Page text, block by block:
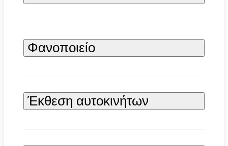
Φανοποιείο
Έκθεση αυτοκινήτων